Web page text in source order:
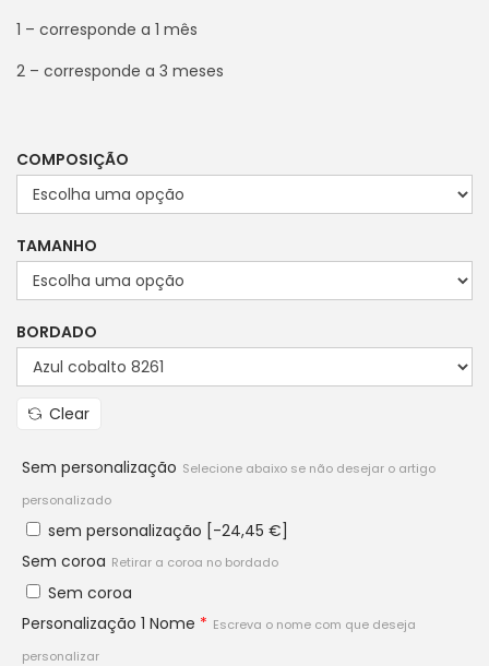
1 – corresponde a 1 mês
2 – corresponde a 3 meses
COMPOSIÇÃO
TAMANHO
BORDADO
Clear
Sem personalização Selecione abaixo se não desejar o artigo
personalizado
sem personalização [-24,45 €]
Sem coroa Retirar a coroa no bordado
Sem coroa
Personalização 1 Nome * Escreva o nome com que deseja
personalizar